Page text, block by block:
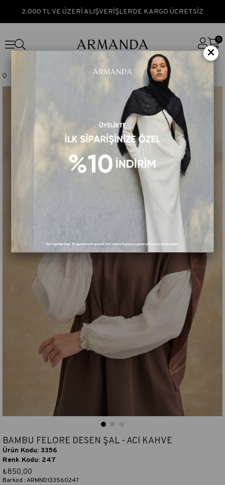
2.000 TL VE ÜZERİ ALIŞVERİŞLERDE KARGO ÜCRETSİZ
0
Anasayfa BAMBU FELORE DESEN ŞAL - ACI KAHVE
BAMBU FELORE DESEN ŞAL - ACI KAHVE
Ürün Kodu: 3356
Renk Kodu: 247
₺850,00
Barkod :ARMND133560247
×